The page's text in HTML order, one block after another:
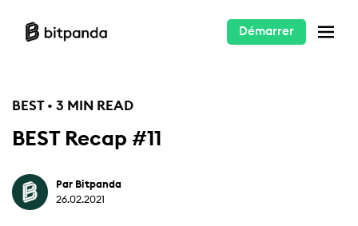
Démarrer
BEST • 3 MIN READ
BEST Recap #11
Par Bitpanda
26.02.2021